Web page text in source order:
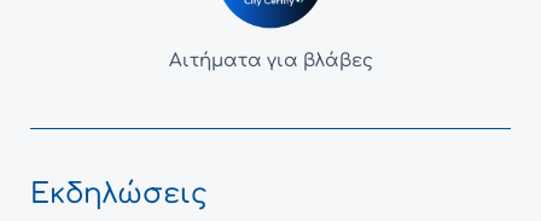
Αιτήματα για βλάβες
Εκδηλώσεις